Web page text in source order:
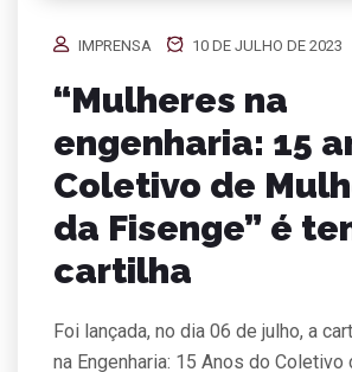
IMPRENSA 10 DE JULHO DE 2023
“Mulheres na
engenharia: 15
Coletivo de
da Fisenge” é
cartilha
Foi lançada, no dia 06 de julho, a
na Engenharia: 15 Anos do